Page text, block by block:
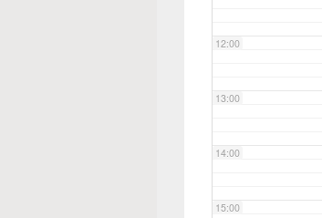
12:00
13:00
14:00
15:00